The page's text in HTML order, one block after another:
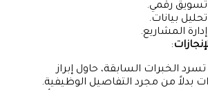
تسويق رقمي.
تحليل بيانات.
إدارة المشاريع.
:
الخبرات السابقة، حاول إبراز
بدلاً من مجرد التفاصيل الوظيفية.